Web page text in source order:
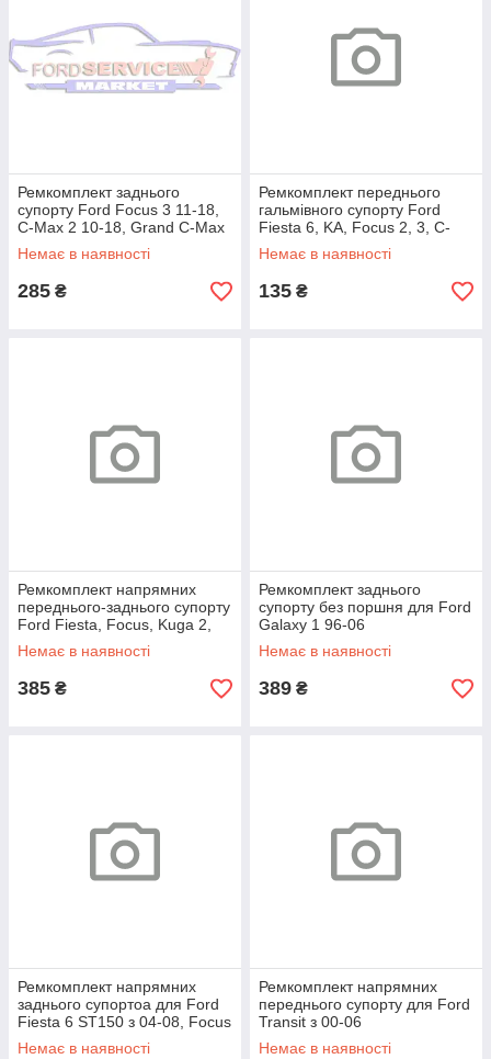
Ремкомплект заднього
супорту Ford Focus 3 11-18,
C-Max 2 10-18, Grand C-Max
10-18, Kuga 2 13-19, Escape
13-19,
Немає в наявності
285 ₴
Ремкомплект переднього
гальмівного супорту Ford
Fiesta 6, KA, Focus 2, 3, C-
Max 1, 2, Kuga 1, 2, Mondeo
4, 5,
Немає в наявності
135 ₴
Ремкомплект напрямних
переднього-заднього супорту
Ford Fiesta, Focus, Kuga 2,
Mondeo 5, S-Max, Galaxy
Немає в наявності
385 ₴
Ремкомплект заднього
супорту без поршня для Ford
Galaxy 1 96-06
Немає в наявності
389 ₴
Ремкомплект напрямних
заднього супортоа для Ford
Fiesta 6 ST150 з 04-08, Focus
1 c 98-04, Galaxy 1 с 96-06
Немає в наявності
Ремкомплект напрямних
переднього супорту для Ford
Transit з 00-06
Немає в наявності